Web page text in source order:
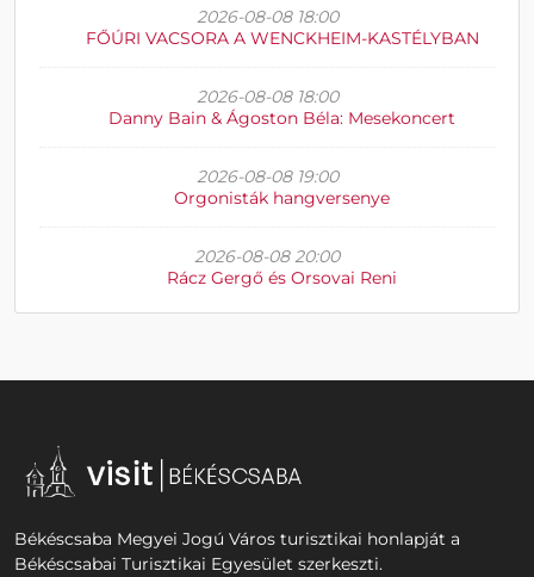
2026-08-08 18:00
FŐÚRI VACSORA A WENCKHEIM-KASTÉLYBAN
2026-08-08 18:00
Danny Bain & Ágoston Béla: Mesekoncert
2026-08-08 19:00
Orgonisták hangversenye
2026-08-08 20:00
Rácz Gergő és Orsovai Reni
Békéscsaba Megyei Jogú Város turisztikai honlapját a
Békéscsabai Turisztikai Egyesület szerkeszti.